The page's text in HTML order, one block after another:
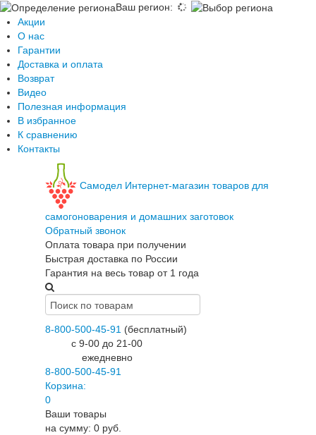
Ваш регион:
Акции
О нас
Гарантии
Доставка и оплата
Возврат
Видео
Полезная информация
В избранное
К сравнению
Контакты
Самодел Интернет-магазин товаров для
самогоноварения и домашних заготовок
Обратный звонок
Оплата товара при получении
Быстрая доставка по России
Гарантия на весь товар от 1 года
8-800-500-45-91 (бесплатный)
c 9-00 до 21-00
ежедневно
8-800-500-45-91
Корзина:
0
Ваши товары
на сумму: 0 руб.